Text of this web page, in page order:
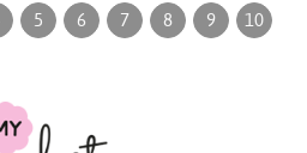
5 6 7 8 9 10